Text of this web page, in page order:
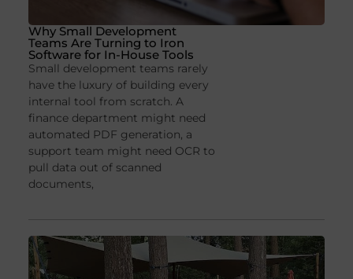
Why Small Development
Teams Are Turning to Iron
Software for In-House Tools
Small development teams rarely
have the luxury of building every
internal tool from scratch. A
finance department might need
automated PDF generation, a
support team might need OCR to
pull data out of scanned
documents,